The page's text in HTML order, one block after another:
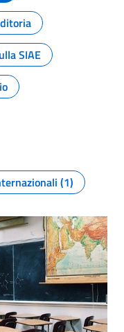
SIAE
(1)